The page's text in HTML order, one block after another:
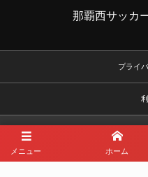
メニュー ホーム
那覇西サッカ
プライ